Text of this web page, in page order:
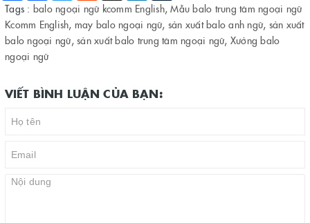
Tags : balo ngoại ngữ kcomm English,Mẫu balo trung tâm ngoại ngữ
Kcomm English, may balo ngoại ngữ, sản xuất balo anh ngữ, sản xuất
balo ngoại ngữ, sản xuất balo trung tâm ngoại ngữ, Xưởng balo
ngoại ngữ
VIẾT BÌNH LUẬN CỦA BẠN: